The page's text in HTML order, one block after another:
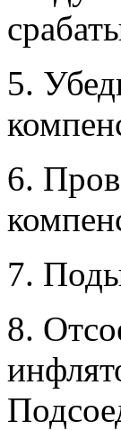
5.
6.
7.
8.